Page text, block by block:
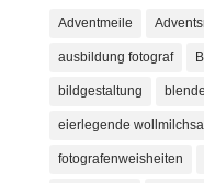
Adventmeile
ausbildung fotograf
bildgestaltung blende
eierlegende
fotografenweisheiten